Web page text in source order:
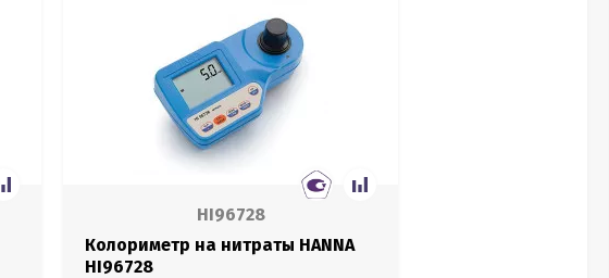
HI96728
Колориметр на нитраты HANNA
HI96728